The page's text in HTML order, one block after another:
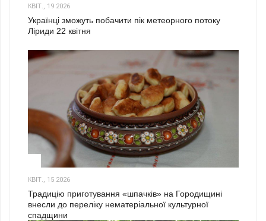
КВІТ., 19 2026
Українці зможуть побачити пік метеорного потоку
Ліриди 22 квітня
КВІТ., 15 2026
Традицію приготування «шпачків» на Городищині
внесли до переліку нематеріальної культурної
спадщини